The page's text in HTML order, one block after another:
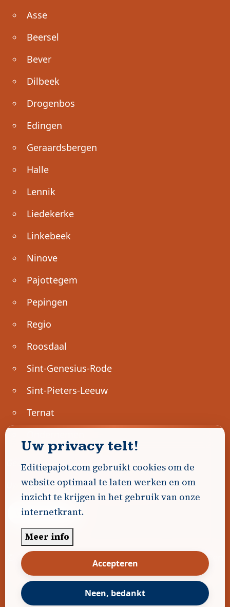
Asse
Beersel
Bever
Dilbeek
Drogenbos
Edingen
Geraardsbergen
Halle
Lennik
Liedekerke
Linkebeek
Ninove
Pajottegem
Pepingen
Regio
Roosdaal
Sint-Genesius-Rode
Sint-Pieters-Leeuw
Ternat
Geen advertenties gevonden.
Uw advertentie hier? Contacteer ons!
Word Partner!
© 2026 Editiepajot.com
Algemene voorwaarden
|Disclaimer Privacybeleid Cookiebeleid|
Gerealiseerd doorDavidHosse.net
Uw privacy telt!
Editiepajot.com gebruikt cookies om de
website optimaal te laten werken en om
inzicht te krijgen in het gebruik van onze
internetkrant.
Meer info
Accepteren
Neen, bedankt